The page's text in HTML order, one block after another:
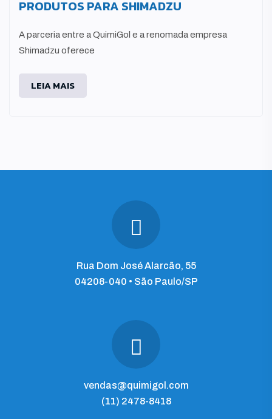
PRODUTOS PARA SHIMADZU
A parceria entre a QuimiGol e a renomada empresa
Shimadzu oferece
LEIA MAIS
Rua Dom José Alarcão, 55
04208-040 • São Paulo/SP
vendas@quimigol.com
(11) 2478-8418